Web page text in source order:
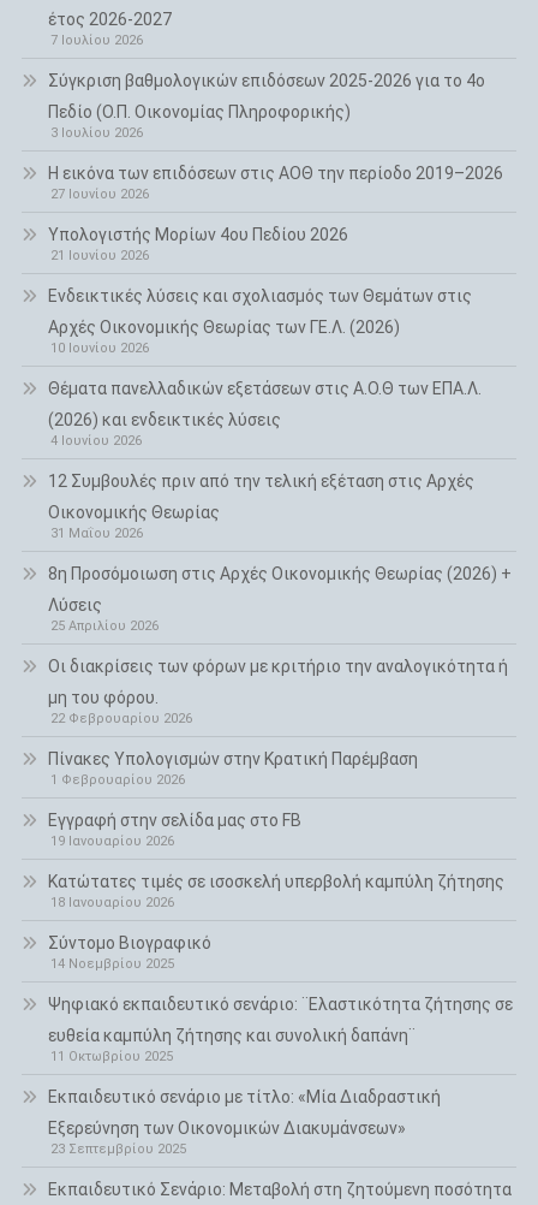
έτος 2026-2027
7 Ιουλίου 2026
Σύγκριση βαθμολογικών επιδόσεων 2025-2026 για το 4ο
Πεδίο (Ο.Π. Οικονομίας Πληροφορικής)
3 Ιουλίου 2026
Η εικόνα των επιδόσεων στις ΑΟΘ την περίοδο 2019–2026
27 Ιουνίου 2026
Υπολογιστής Μορίων 4ου Πεδίου 2026
21 Ιουνίου 2026
Ενδεικτικές λύσεις και σχολιασμός των Θεμάτων στις
Αρχές Οικονομικής Θεωρίας των ΓΕ.Λ. (2026)
10 Ιουνίου 2026
Θέματα πανελλαδικών εξετάσεων στις Α.Ο.Θ των ΕΠΑ.Λ.
(2026) και ενδεικτικές λύσεις
4 Ιουνίου 2026
12 Συμβουλές πριν από την τελική εξέταση στις Αρχές
Οικονομικής Θεωρίας
31 Μαΐου 2026
8η Προσόμοιωση στις Αρχές Οικονομικής Θεωρίας (2026) +
Λύσεις
25 Απριλίου 2026
Οι διακρίσεις των φόρων με κριτήριο την αναλογικότητα ή
μη του φόρου.
22 Φεβρουαρίου 2026
Πίνακες Υπολογισμών στην Κρατική Παρέμβαση
1 Φεβρουαρίου 2026
Εγγραφή στην σελίδα μας στο FB
19 Ιανουαρίου 2026
Κατώτατες τιμές σε ισοσκελή υπερβολή καμπύλη ζήτησης
18 Ιανουαρίου 2026
Σύντομο Βιογραφικό
14 Νοεμβρίου 2025
Ψηφιακό εκπαιδευτικό σενάριο: ¨Ελαστικότητα ζήτησης σε
ευθεία καμπύλη ζήτησης και συνολική δαπάνη¨
11 Οκτωβρίου 2025
Εκπαιδευτικό σενάριο με τίτλο: «Μία Διαδραστική
Εξερεύνηση των Οικονομικών Διακυμάνσεων»
23 Σεπτεμβρίου 2025
Εκπαιδευτικό Σενάριο: Μεταβολή στη ζητούμενη ποσότητα